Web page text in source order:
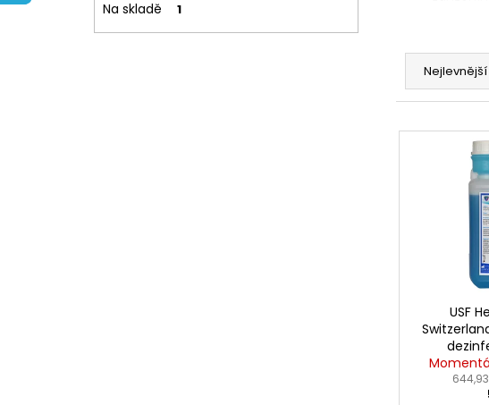
Na skladě 1
Ř
z
Nejlevnější
V
USF
Switzerland